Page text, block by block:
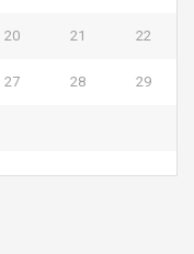
20 21 22
27 28 29